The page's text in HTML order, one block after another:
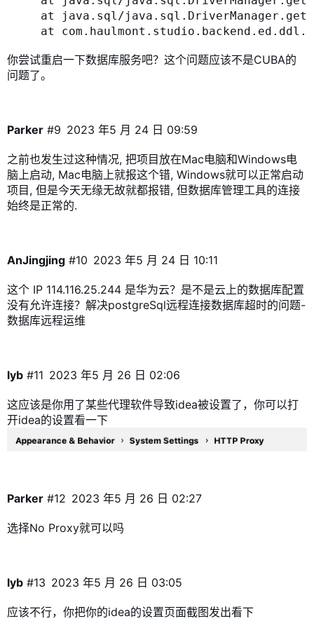
你尝试重启一下数据库服务吧？这个问题应该不是CUBA的
问题了。
Parker 2023 年5 月 24 日 09:59
#9
之前也发生过这种情况, 把项目放在Mac电脑和Windows电
脑上启动, Mac电脑上就报这个错, Windows就可以正常启动
项目, 但是今天无缘无故就都报错, 但数据库管理工具的连接
始终是正常的.
AnJingjing 2023 年5 月 24 日 10:11
#10
这个 IP 114.116.25.244 是华为云？是不是云上的数据库配置
没有允许连接？ 解决postgreSql远程连接数据库超时的问题-
数据库远程运维
lyb 2023 年5 月 26 日 02:06
#11
这应该是你用了某些代理软件导致idea被设置了，你可以打
开idea的设置看一下
Parker 2023 年5 月 26 日 02:27
#12
选择No Proxy就可以吗
lyb 2023 年5 月 26 日 03:05
#13
应该不行，你把你的idea的设置页面截图发出看下